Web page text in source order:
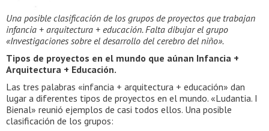
Una posible clasificación de los grupos de proyectos que trabajan
infancia + arquitectura + educación. Falta dibujar el grupo
«Investigaciones sobre el desarrollo del cerebro del niño».
Tipos de proyectos en el mundo que aúnan Infancia +
Arquitectura + Educación.
Las tres palabras «infancia + arquitectura + educación» dan
lugar a diferentes tipos de proyectos en el mundo. «Ludantia. I
Bienal» reunió ejemplos de casi todos ellos. Una posible
clasificación de los grupos: